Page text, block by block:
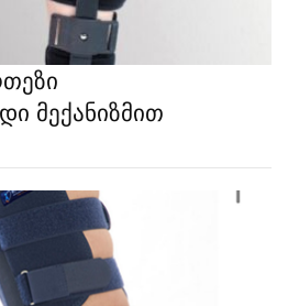
მექანიზმით